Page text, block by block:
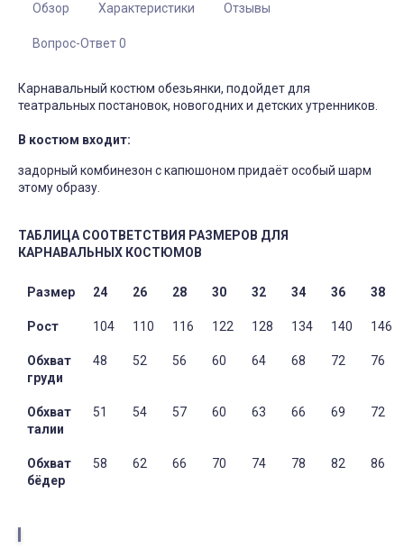
Обзор Характеристики Отзывы
Вопрос-Ответ 0
Карнавальный костюм обезьянки, подойдет для
театральных постановок, новогодних и детских утренников.
В костюм входит:
задорный комбинезон с капюшоном придаёт особый шарм
этому образу.
ТАБЛИЦА СООТВЕТСТВИЯ РАЗМЕРОВ ДЛЯ
КАРНАВАЛЬНЫХ КОСТЮМОВ
Размер 24 26 28 30 32 34 36 38
Рост 104 110 116 122 128 134 140 146
Обхват
груди
48 52 56 60 64 68 72 76
Обхват
талии
51 54 57 60 63 66 69 72
Обхват
бёдер
58 62 66 70 74 78 82 86